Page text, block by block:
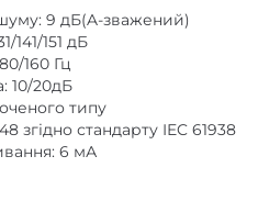
9 дБ(A-зважений)
141/151 дБ
160 Гц
10/20дБ
типу
згідно стандарту IEC 61938
6 мА